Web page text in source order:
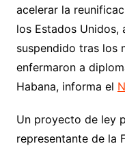
acelerar la
los Estados Unidos,
suspendido tras los
enfermaron a
Habana, informa el
Un proyecto de ley
representante de la